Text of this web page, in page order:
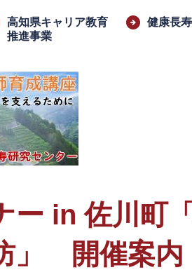
高知県キャリア教育
推進事業
健康長
ー in 佐川町
」 開催案内